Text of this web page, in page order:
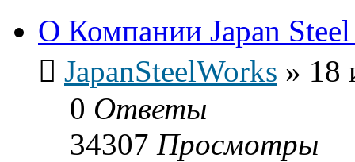
О Компании Japan
JapanSteelWorks » 18
0 Ответы
34307 Просмотры